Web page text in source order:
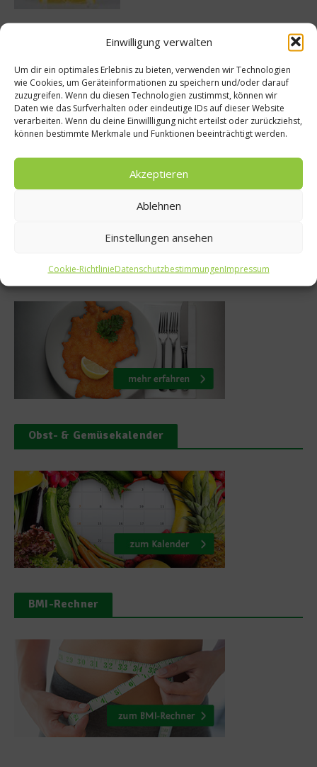
Einwilligung verwalten
Um dir ein optimales Erlebnis zu bieten, verwenden wir Technologien
wie Cookies, um Geräteinformationen zu speichern und/oder darauf
zuzugreifen. Wenn du diesen Technologien zustimmst, können wir
Daten wie das Surfverhalten oder eindeutige IDs auf dieser Website
verarbeiten. Wenn du deine Einwillligung nicht erteilst oder zurückziehst,
können bestimmte Merkmale und Funktionen beeinträchtigt werden.
Akzeptieren
Ablehnen
Einstellungen ansehen
Cookie-RichtlinieDatenschutzbestimmungenImpressum
Rezepte
3. Januar 2019
Was isst Deutschland
Obst- & Gemüsekalender
BMI-Rechner